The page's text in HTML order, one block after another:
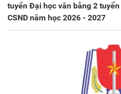
tuyển Đại học văn bằng 2
CSND năm học 2026 - 2027